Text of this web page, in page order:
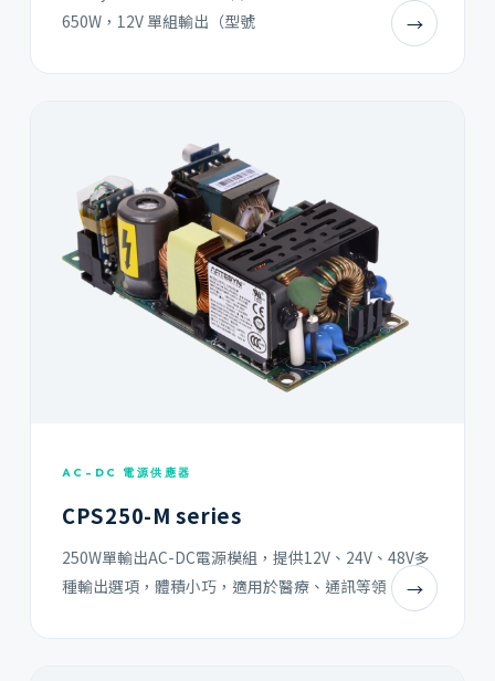
650W，12V 單組輸出（型號
→
AC-DC 電源供應器
CPS250-M series
250W單輸出AC-DC電源模組，提供12V、24V、48V多
種輸出選項，體積小巧，適用於醫療、通訊等領
→